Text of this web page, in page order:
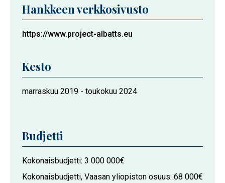
Hankkeen verkkosivusto
https://www.project-albatts.eu
Kesto
Hankkeen
marraskuu 2019 - toukokuu 2024
Budjetti
Kokonaisbudjetti 3 000 000€
Kokonaisbudjetti, Vaasan yliopiston osuus 68 000€